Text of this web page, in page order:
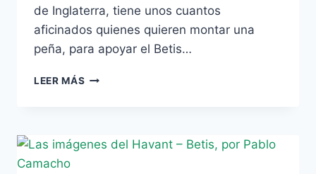
de Inglaterra, tiene unos cuantos
aficinados quienes quieren montar una
peña, para apoyar el Betis…
LEER MÁS ¡EL
NORTE